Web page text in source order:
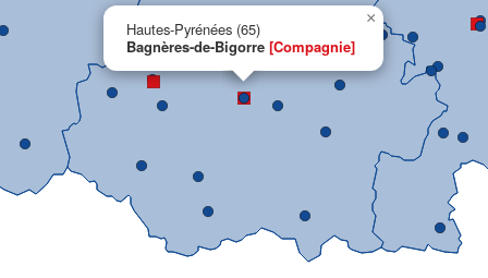
Hautes-Pyrénées (65)
Bagnères-de-Bigorre [Compagnie]
×